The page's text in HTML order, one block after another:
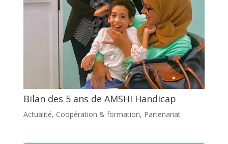
Bilan des 5 ans de AMSHI Handicap
Actualité, Coopération & formation, Partenariat